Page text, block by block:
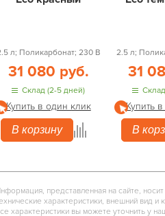
л; Поликарбонат; 230 В
31 080 руб.
Склад (2-5 дней)
Купить в один клик
В корзину
2.5 л;
31
Купить
В
представленная на сайте,
характеристики, внешний вид
характеристики вы можете уточнить у